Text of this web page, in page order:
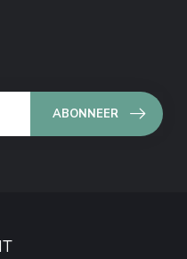
ABONNEER